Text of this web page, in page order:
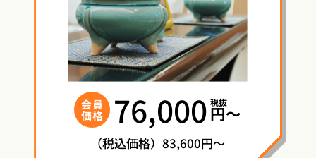
会員
価格 76,000 税抜
円〜
（税込価格）83,600円～